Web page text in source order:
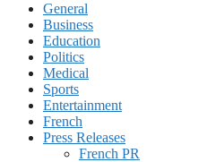
General
Business
Education
Politics
Medical
Sports
Entertainment
French
Press Releases
French PR